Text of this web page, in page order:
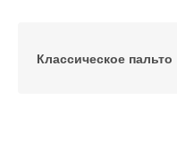
Классическое пальто